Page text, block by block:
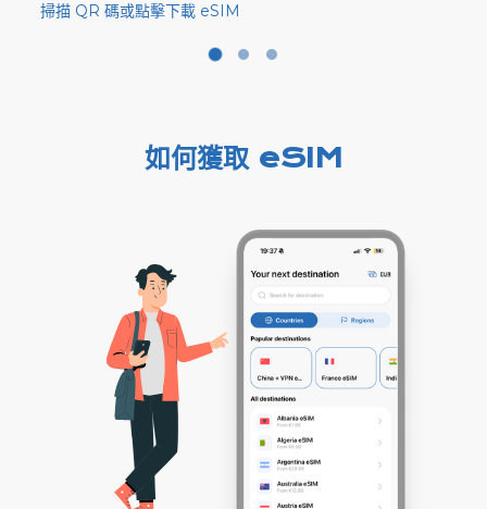
掃描 QR 碼或點擊下載 eSIM
如何獲取 eSIM